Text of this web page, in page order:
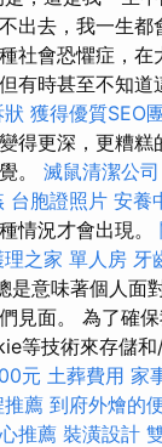
出去，我一生都
社會恐懼症，
有時甚至不知道
狀 獲得優質SEO
得更深，更糟糕
。 滅鼠清潔公司
台胞證照片 安養
情況才會出現。
理之家 單人房 牙
是意味著個人面
見面。 為了確
等技術來存儲和
元 土葬費用 家
推薦 到府外燴的
推薦 裝潢設計